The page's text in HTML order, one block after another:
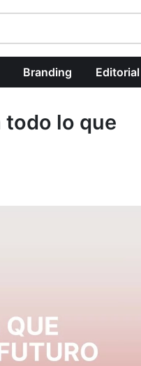
Branding Editorial
todo lo que